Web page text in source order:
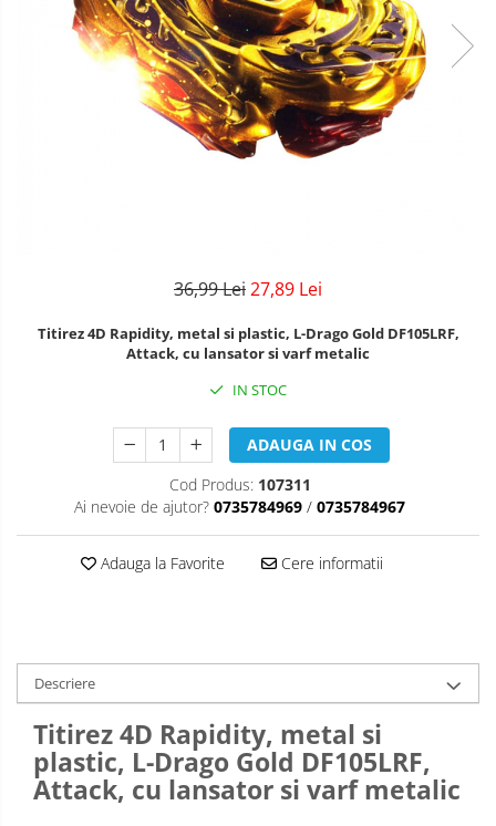
36,99 Lei27,89 Lei
Titirez 4D Rapidity, metal si plastic, L-Drago Gold DF105LRF,
Attack, cu lansator si varf metalic
IN STOC
ADAUGA IN COS
Cod Produs: 107311
Ai nevoie de ajutor? 0735784969 / 0735784967
Adauga la Favorite Cere informatii
Descriere
Titirez 4D Rapidity, metal si
plastic, L-Drago Gold DF105LRF,
Attack, cu lansator si varf metalic